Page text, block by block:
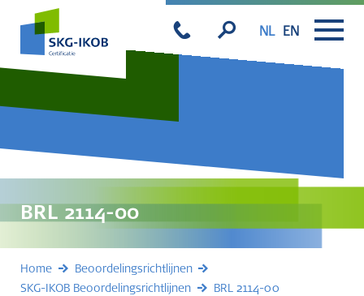
NL EN
BRL 2114-00
Home
Beoordelingsrichtlijnen
SKG-IKOB Beoordelingsrichtlijnen
BRL 2114-00